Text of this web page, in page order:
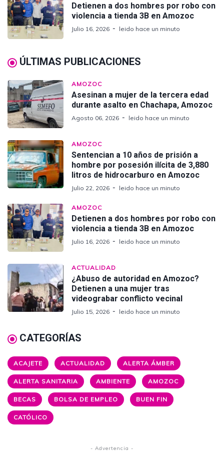
Detienen a dos hombres por robo con
violencia a tienda 3B en Amozoc
Julio 16, 2026 leido hace un minuto
ÚLTIMAS PUBLICACIONES
AMOZOC
Asesinan a mujer de la tercera edad
durante asalto en Chachapa, Amozoc
Agosto 06, 2026 leido hace un minuto
AMOZOC
Sentencian a 10 años de prisión a
hombre por posesión ilícita de 3,880
litros de hidrocarburo en Amozoc
Julio 22, 2026 leido hace un minuto
AMOZOC
Detienen a dos hombres por robo con
violencia a tienda 3B en Amozoc
Julio 16, 2026 leido hace un minuto
ACTUALIDAD
¿Abuso de autoridad en Amozoc?
Detienen a una mujer tras
videograbar conflicto vecinal
Julio 15, 2026 leido hace un minuto
CATEGORÍAS
ACAJETE ACTUALIDAD ALERTA ÁMBER
ALERTA SANITARIA AMBIENTE AMOZOC
BECAS BOLSA DE EMPLEO BUEN FIN
CATÓLICO
- Advertencia -